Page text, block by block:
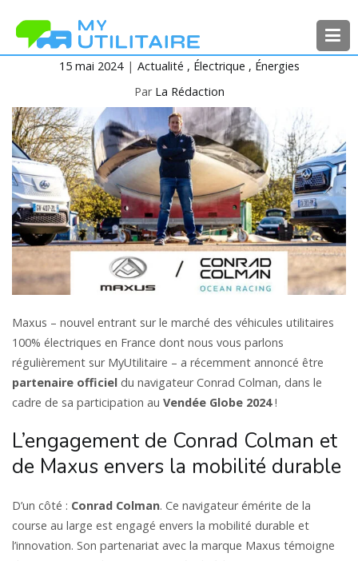
contenu
MyUtilitaire
Toute l’actualité des véhicules
15 mai 2024 Actualité Électrique
Énergies
Par La Rédaction
Maxus – nouvel entrant sur le marché des véhicules utilitaires
100% électriques en France dont nous vous parlons
régulièrement sur MyUtilitaire – a récemment annoncé être
partenaire officiel du navigateur Conrad Colman, dans le
cadre de sa participation au Vendée Globe 2024!
L’engagement de Conrad Colman et
de Maxus envers la mobilité durable
D’un côté : Conrad Colman. Ce navigateur émérite de la
course au large est engagé envers la mobilité durable et
l’innovation. Son partenariat avec la marque Maxus témoigne